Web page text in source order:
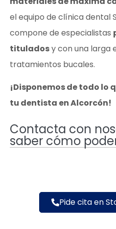
el equipo de clínica dental
compone de especialistas
tituladosy con una larga
tratamientos bucales.
¡Disponemos de todo lo
tu dentista en Alcorcón!
Contacta con
saber cómo
Pide cita en